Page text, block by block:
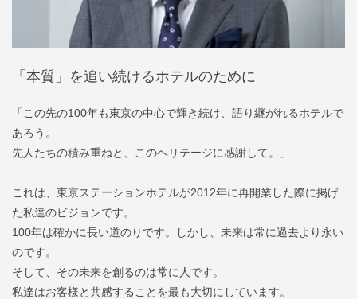
「本質」を追い続けるホテルのために
「この先の100年も東京の中心で輝き続け、語り継がれるホテルで
あろう。
先人たちの積み重ねと、このヘリテージに感謝して。」
これは、東京ステーションホテルが2012年に再開業した際に掲げ
た私達のビジョンです。
100年は確かに長い道のりです。しかし、未来は常に過去より永い
のです。
そして、その未来を創るのは常に人です。
私達はお客様と共感することを最も大切にしています。